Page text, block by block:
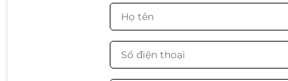
🎮 2. iGPU mạnh nhất phân